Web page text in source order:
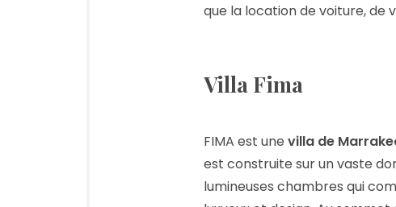
que la location de voiture, de
Villa Fima
FIMA est une villa de
est construite sur un vaste
lumineuses chambres qui